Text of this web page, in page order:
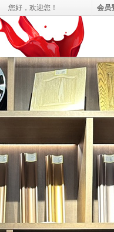
您好， 欢迎您！ 会员